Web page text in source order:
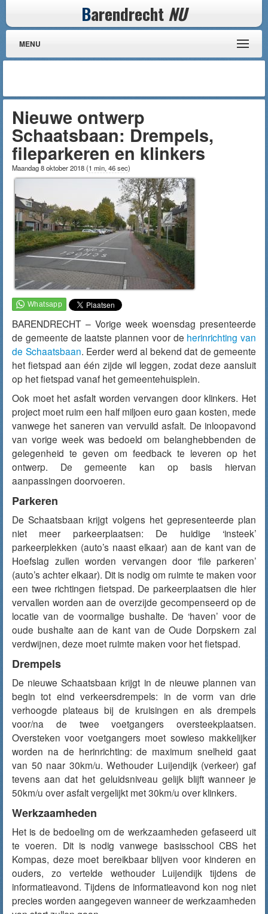
Barendrecht NU
MENU
Nieuwe ontwerp
Schaatsbaan: Drempels,
fileparkeren en klinkers
Maandag 8 oktober 2018(1 min, 46 sec)
BARENDRECHT – Vorige week woensdag presenteerde
de gemeente de laatste plannen voor de herinrichting van
de Schaatsbaan. Eerder werd al bekend dat de gemeente
het fietspad aan één zijde wil leggen, zodat deze aansluit
op het fietspad vanaf het gemeentehuisplein.
Ook moet het asfalt worden vervangen door klinkers. Het
project moet ruim een half miljoen euro gaan kosten, mede
vanwege het saneren van vervuild asfalt. De inloopavond
van vorige week was bedoeld om belanghebbenden de
gelegenheid te geven om feedback te leveren op het
ontwerp. De gemeente kan op basis hiervan
aanpassingen doorvoeren.
Parkeren
De Schaatsbaan krijgt volgens het gepresenteerde plan
niet meer parkeerplaatsen: De huidige ‘insteek’
parkeerplekken (auto’s naast elkaar) aan de kant van de
Hoefslag zullen worden vervangen door ‘file parkeren’
(auto’s achter elkaar). Dit is nodig om ruimte te maken voor
een twee richtingen fietspad. De parkeerplaatsen die hier
vervallen worden aan de overzijde gecompenseerd op de
locatie van de voormalige bushalte. De ‘haven’ voor de
oude bushalte aan de kant van de Oude Dorpskern zal
verdwijnen, deze moet ruimte maken voor het fietspad.
Drempels
De nieuwe Schaatsbaan krijgt in de nieuwe plannen van
begin tot eind verkeersdrempels: in de vorm van drie
verhoogde plateaus bij de kruisingen en als drempels
voor/na de twee voetgangers oversteekplaatsen.
Oversteken voor voetgangers moet sowieso makkelijker
worden na de herinrichting: de maximum snelheid gaat
van 50 naar 30km/u. Wethouder Luijendijk (verkeer) gaf
tevens aan dat het geluidsniveau gelijk blijft wanneer je
50km/u over asfalt vergelijkt met 30km/u over klinkers.
Werkzaamheden
Het is de bedoeling om de werkzaamheden gefaseerd uit
te voeren. Dit is nodig vanwege basisschool CBS het
Kompas, deze moet bereikbaar blijven voor kinderen en
ouders, zo vertelde wethouder Luijendijk tijdens de
informatieavond. Tijdens de informatieavond kon nog niet
precies worden aangegeven wanneer de werkzaamheden